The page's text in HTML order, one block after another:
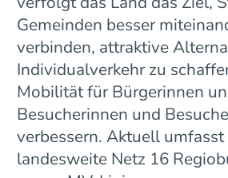
Gemeinden besser
verbinden, attraktive
Individualverkehr zu
Mobilität für Bürgerinnen
Besucherinnen und
verbessern. Aktuell umfasst
landesweite Netz 16